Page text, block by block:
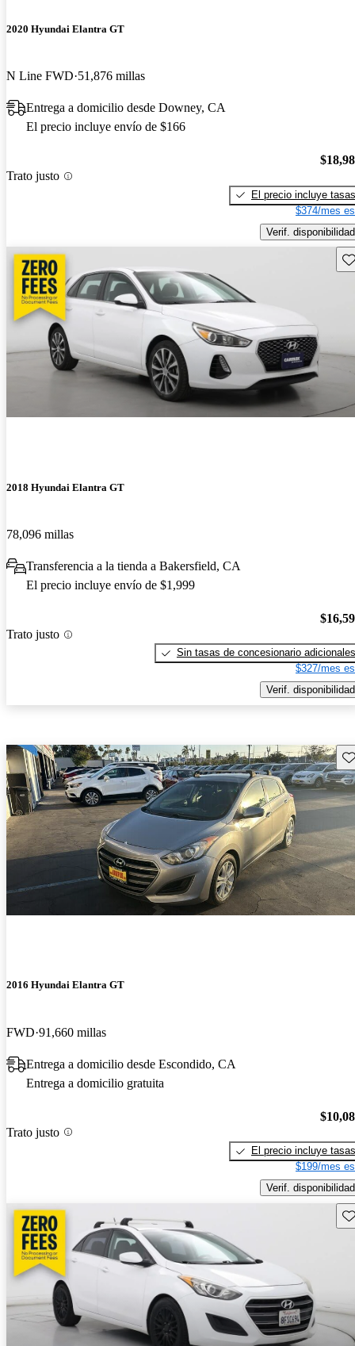
2020 Hyundai Elantra GT
N Line FWD 51,876 millas
Entrega a domicilio desde Downey, CA
El precio incluye envío de $166
Trato justo
El precio incluye tasas
$374/mes
Verif. disponibilidad
2018 Hyundai Elantra GT
78,096 millas
Transferencia a la tienda a Bakersfield, CA
El precio incluye envío de $1,999
Trato justo
Sin tasas de concesionario adicionales
$327/mes
Verif. disponibilidad
2016 Hyundai Elantra GT
FWD 91,660 millas
Entrega a domicilio desde Escondido, CA
Entrega a domicilio gratuita
Trato justo
El precio incluye tasas
$199/mes
Verif. disponibilidad